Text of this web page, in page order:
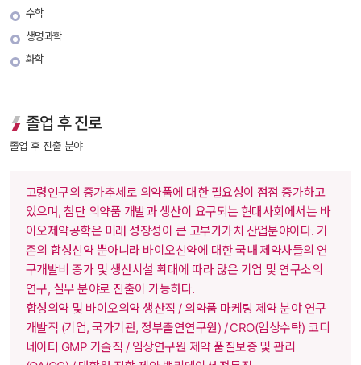
수학
생명과학
화학
졸업 후 진로
졸업 후 진출 분야
고령인구의 증가추세로 의약품에 대한 필요성이 점점 증가하고
있으며, 첨단 의약품 개발과 생산이 요구되는 현대사회에서는 바
이오제약공학은 미래 성장성이 큰 고부가가치 산업분야이다. 기
존의 합성신약 뿐아니라 바이오신약에 대한 국내 제약사들의 연
구개발비 증가 및 생산시설 확대에 따라 많은 기업 및 연구소의
연구, 실무 분야로 진출이 가능하다.
합성의약 및 바이오의약 생산직 / 의약품 마케팅 제약 분야 연구
개발직 (기업, 국가기관, 정부출연연구원) / CRO(임상수탁) 코디
네이터 GMP 기술직 / 임상연구원 제약 품질보증 및 관리